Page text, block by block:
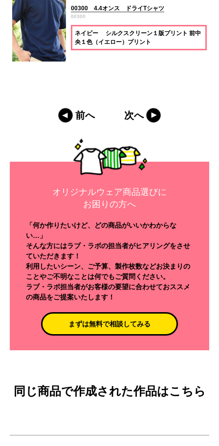
00300 4.4オンス ドライTシャツ
00300
ネイビー シルクスクリーン１版プリント 前中
央１色（イエロー）プリント
前へ 次へ
オリジナルウェア商品選びに
お困りの方へ
「何か作りたいけど、どの商品がいいかわからな
い…」
そんな方にはラブ・ラボの担当者がヒアリングをさせ
ていただきます！
利用したいシーン、ご予算、製作枚数などお決まりの
ことやご不明なことは何でもご質問ください。
ラブ・ラボ担当者がお客様の要望に合わせておススメ
の商品をご提案いたします！
まずは無料で相談してみる
同じ商品で作成された作品はこちら